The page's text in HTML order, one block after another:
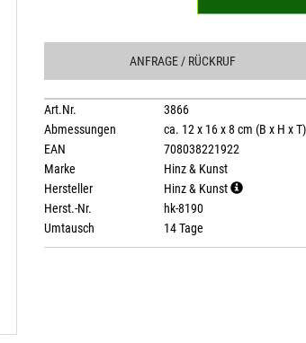
ANFRAGE / RÜCKRUF
Art.Nr.
3866
Abmessungen
ca. 12 x 16 x 8 cm (B x H x T)
EAN
708038221922
Marke
Hinz & Kunst
Hersteller
Hinz & Kunst
Herst.-Nr.
hk-8190
Umtausch
14 Tage